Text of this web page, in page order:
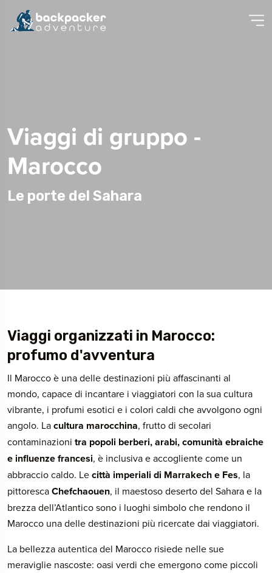
Viaggi di gruppo -
Marocco
Le porte del Sahara
Viaggi organizzati in Marocco:
profumo d'avventura
Il Marocco è una delle destinazioni più affascinanti al
mondo, capace di incantare i viaggiatori con la sua cultura
vibrante, i profumi esotici e i colori caldi che avvolgono ogni
angolo. Lacultura marocchina, frutto di secolari
contaminazioni tra popoli berberi, arabi, comunità ebraiche
e influenze francesi, è inclusiva e accogliente come un
abbraccio caldo. Lecittà imperiali di Marrakech e Fes, la
pittorescaChefchaouen, il maestoso deserto del Sahara e la
brezza dell’Atlantico sono i luoghi simbolo che rendono il
Marocco una delle destinazioni più ricercate dai viaggiatori.
La bellezza autentica del Marocco risiede nelle sue
meraviglie nascoste: oasi verdi che emergono come piccoli